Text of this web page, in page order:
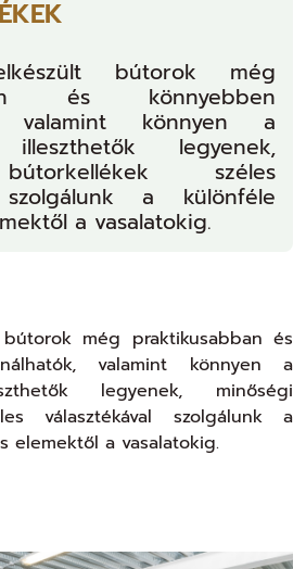
bútorok még
és könnyebben
valamint könnyen a
illeszthetők legyenek,
széles
szolgálunk a különféle
a vasalatokig.
még praktikusabban és
valamint könnyen a
legyenek, minőségi
választékával szolgálunk a
elemektől a vasalatokig.